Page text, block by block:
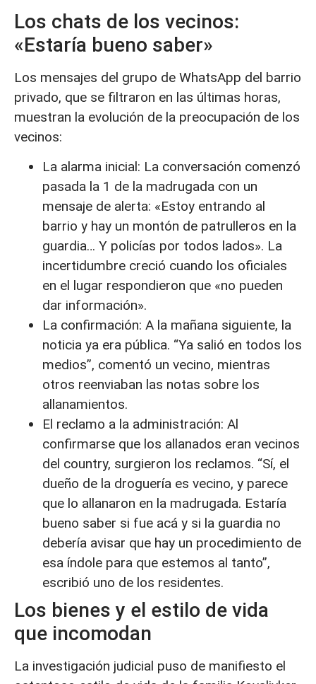
Los chats de los vecinos:
«Estaría bueno saber»
Los mensajes del grupo de WhatsApp del barrio
privado, que se filtraron en las últimas horas,
muestran la evolución de la preocupación de los
vecinos:
La alarma inicial: La conversación comenzó
pasada la 1 de la madrugada con un
mensaje de alerta: «Estoy entrando al
barrio y hay un montón de patrulleros en la
guardia… Y policías por todos lados». La
incertidumbre creció cuando los oficiales
en el lugar respondieron que «no pueden
dar información».
La confirmación: A la mañana siguiente, la
noticia ya era pública. “Ya salió en todos los
medios”, comentó un vecino, mientras
otros reenviaban las notas sobre los
allanamientos.
El reclamo a la administración: Al
confirmarse que los allanados eran vecinos
del country, surgieron los reclamos. “Sí, el
dueño de la droguería es vecino, y parece
que lo allanaron en la madrugada. Estaría
bueno saber si fue acá y si la guardia no
debería avisar que hay un procedimiento de
esa índole para que estemos al tanto”,
escribió uno de los residentes.
Los bienes y el estilo de vida
que incomodan
La investigación judicial puso de manifiesto el